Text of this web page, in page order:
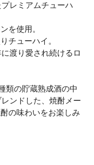
レミアムチューハ
を使用。
チューハイ。
渡り愛され続けるロ
類の貯蔵熟成酒の中
ンドした、焼酎メー
の味わいをお楽しみ